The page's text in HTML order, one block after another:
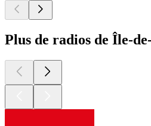
Plus de radios de Île-